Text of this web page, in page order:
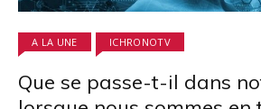
A LA UNE ICHRONOTV
Que se passe-t-il dans